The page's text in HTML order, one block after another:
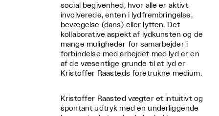
social begivenhed, hvor alle er aktivt
involverede, enten i lydfrembringelse,
bevægelse (dans) eller lytten. Det
kollaborative aspekt af lydkunsten og de
mange muligheder for samarbejder i
forbindelse med arbejdet med lyd er en
af de væsentlige grunde til at lyd er
Kristoffer Raasteds foretrukne medium.
Kristoffer Raasted vægter et intuitivt og
spontant udtryk med en underliggende